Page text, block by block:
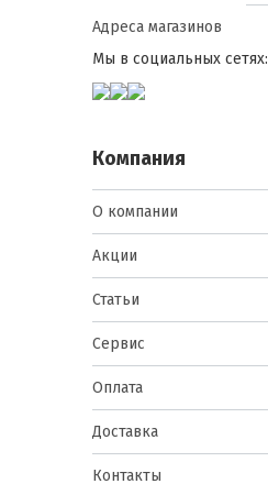
Адреса магазинов
Мы в социальных сетях:
Компания
О компании
Акции
Статьи
Сервис
Оплата
Доставка
Контакты